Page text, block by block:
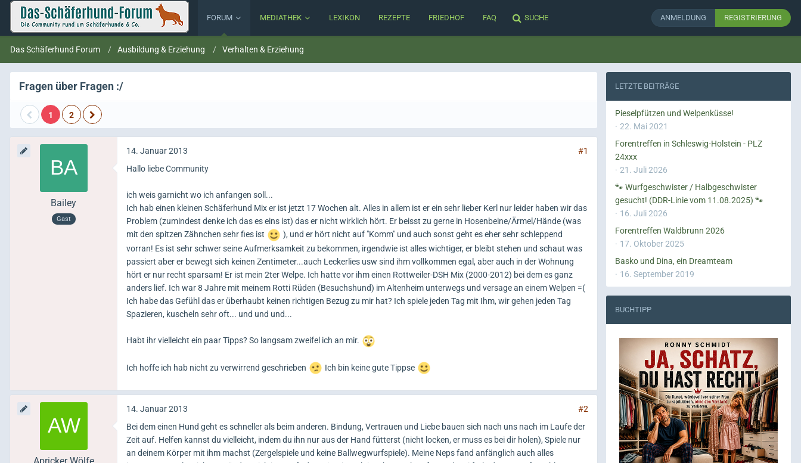
FORUM MEDIATHEK LEXIKON REZEPTE FRIEDHOF FAQ SUCHE ANMELDUNG REGISTRIERUNG
Das Schäferhund Forum Ausbildung & Erziehung Verhalten & Erziehung
Fragen über Fragen :/
1 2
Bailey
Gast
14. Januar 2013
#1
Hallo liebe Community
ich weis garnicht wo ich anfangen soll...
Ich hab einen kleinen Schäferhund Mix er ist jetzt 17 Wochen alt. Alles in allem ist er ein sehr lieber Kerl nur leider haben wir das
Problem (zumindest denke ich das es eins ist) das er nicht wirklich hört. Er beisst zu gerne in Hosenbeine/Ärmel/Hände (was
mit den spitzen Zähnchen sehr fies ist
), und er hört nicht auf "Komm" und auch sonst geht es eher sehr schleppend
vorran! Es ist sehr schwer seine Aufmerksamkeit zu bekommen, irgendwie ist alles wichtiger, er bleibt stehen und schaut was
passiert aber er bewegt sich keinen Zentimeter...auch Leckerlies usw sind ihm vollkommen egal, aber auch in der Wohnung
hört er nur recht sparsam! Er ist mein 2ter Welpe. Ich hatte vor ihm einen Rottweiler-DSH Mix (2000-2012) bei dem es ganz
anders lief. Ich war 8 Jahre mit meinem Rotti Rüden (Besuchshund) im Altenheim unterwegs und versage an einem Welpen =(
Ich habe das Gefühl das er überhaubt keinen richtigen Bezug zu mir hat? Ich spiele jeden Tag mit Ihm, wir gehen jeden Tag
Spazieren, kuscheln sehr oft... und und und...
Habt ihr vielleicht ein paar Tipps? So langsam zweifel ich an mir.
Ich hoffe ich hab nicht zu verwirrend geschrieben Ich bin keine gute Tippse
14. Januar 2013
#2
Bei dem einen Hund geht es schneller als beim anderen. Bindung, Vertrauen und Liebe bauen sich nach uns nach im Laufe der
Zeit auf. Helfen kannst du vielleicht, indem du ihn nur aus der Hand fütterst (nicht locken, er muss es bei dir holen), Spiele nur
an deinem Körper mit ihm machst (Zergelspiele und keine Ballwegwurfspiele). Meine Neps fand anfänglich auch alles
LETZTE BEITRÄGE
Pieselpfützen und Welpenküsse!
22. Mai 2021
Forentreffen in Schleswig-Holstein - PLZ
24xxx
21. Juli 2026
🐾 Wurfgeschwister / Halbgeschwister
gesucht! (DDR-Linie vom 11.08.2025) 🐾
16. Juli 2026
Forentreffen Waldbrunn 2026
17. Oktober 2025
Basko und Dina, ein Dreamteam
16. September 2019
BUCHTIPP